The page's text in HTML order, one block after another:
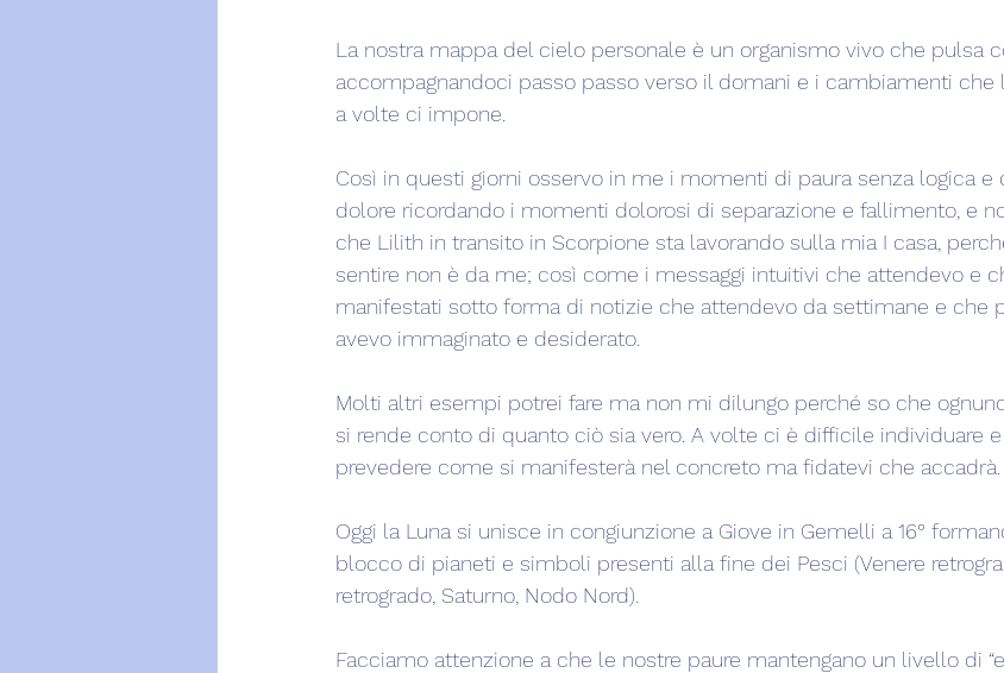
La nostra mappa del cielo personale è un organismo vivo che pulsa
accompagnandoci passo passo verso il domani e i cambiamenti che
a volte ci impone.
Così in questi giorni osservo in me i momenti di paura senza logica e
dolore ricordando i momenti dolorosi di separazione e fallimento, e
che Lilith in transito in Scorpione sta lavorando sulla mia I casa,
sentire non è da me; così come i messaggi intuitivi che attendevo e
manifestati sotto forma di notizie che attendevo da settimane e che
avevo immaginato e desiderato.
Molti altri esempi potrei fare ma non mi dilungo perché so che
si rende conto di quanto ciò sia vero. A volte ci è difficile individuare
prevedere come si manifesterà nel concreto ma fidatevi che accadrà.
Oggi la Luna si unisce in congiunzione a Giove in Gemelli a 16°
blocco di pianeti e simboli presenti alla fine dei Pesci (Venere
retrogrado, Saturno, Nodo Nord).
Facciamo attenzione a che le nostre paure mantengano un livello di